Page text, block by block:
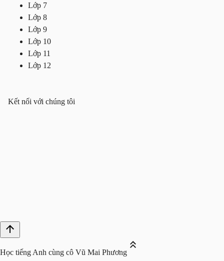
Lớp 7
Lớp 8
Lớp 9
Lớp 10
Lớp 11
Lớp 12
Kết nối với chúng tôi
Học tiếng Anh cùng cô Vũ Mai Phương